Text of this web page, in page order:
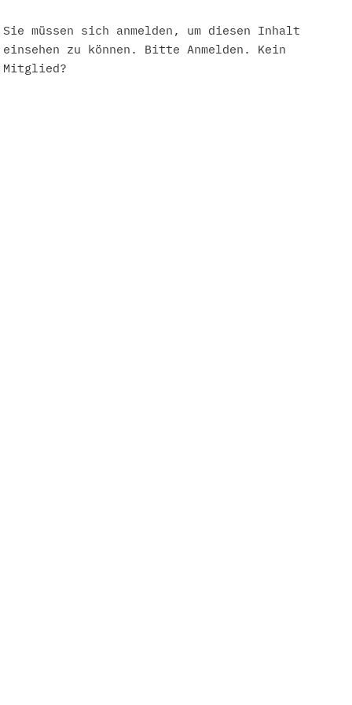
Sie müssen sich anmelden, um diesen Inhalt
einsehen zu können. BitteAnmelden . Kein
Mitglied?